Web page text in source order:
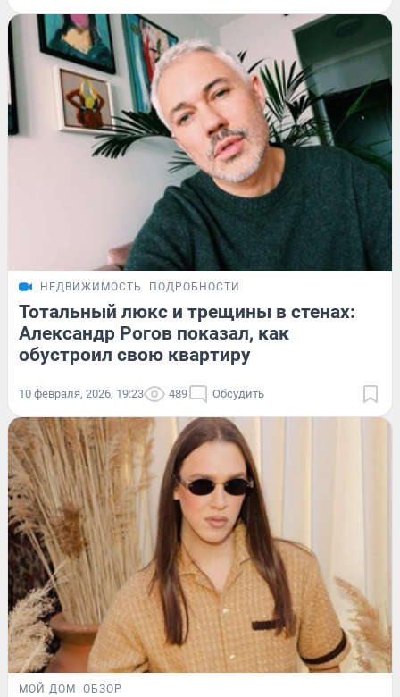
НЕДВИЖИМОСТЬ ПОДРОБНОСТИ
Тотальный люкс и трещины в стенах:
Александр Рогов показал, как
обустроил свою квартиру
10 февраля, 2026, 19:23 489 Обсудить
МОЙ ДОМ ОБЗОР